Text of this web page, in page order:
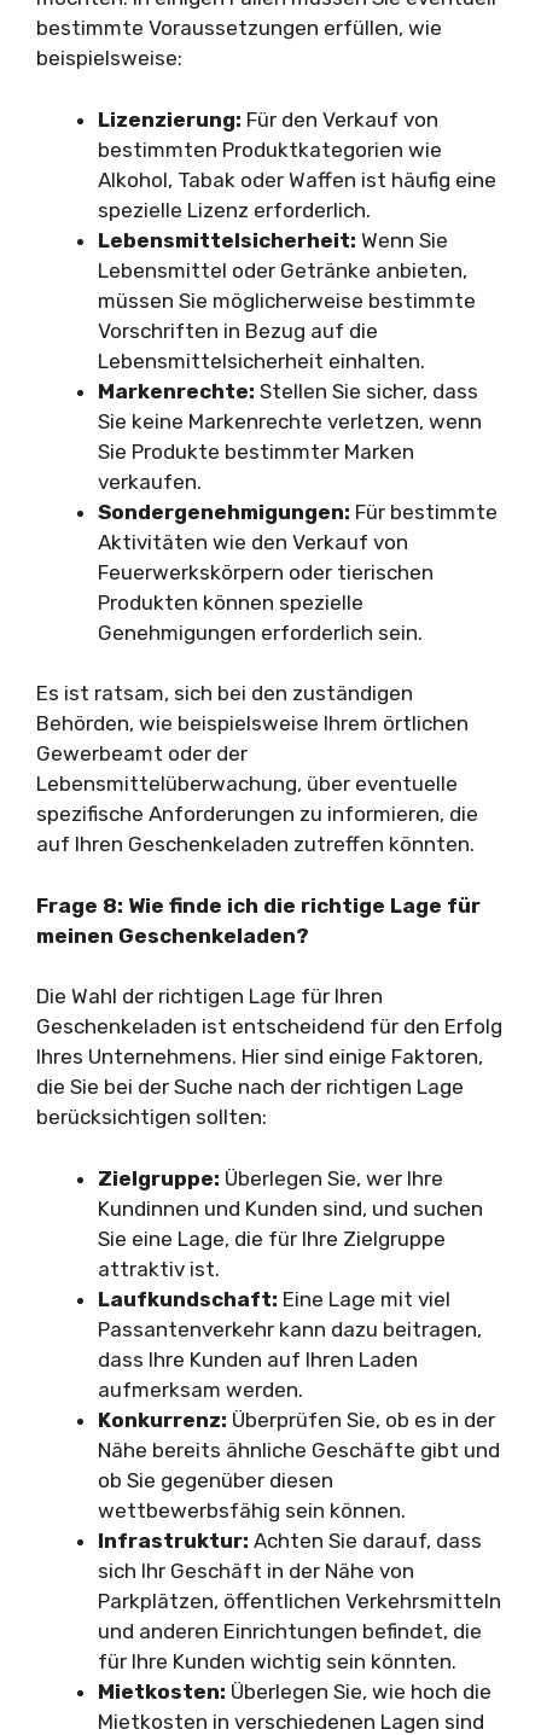
bestimmte Voraussetzungen erfüllen, wie
beispielsweise:
Lizenzierung: Für den Verkauf von
bestimmten Produktkategorien wie
Alkohol, Tabak oder Waffen ist häufig eine
spezielle Lizenz erforderlich.
Lebensmittelsicherheit: Wenn Sie
Lebensmittel oder Getränke anbieten,
müssen Sie möglicherweise bestimmte
Vorschriften in Bezug auf die
Lebensmittelsicherheit einhalten.
Markenrechte: Stellen Sie sicher, dass
Sie keine Markenrechte verletzen, wenn
Sie Produkte bestimmter Marken
verkaufen.
Sondergenehmigungen: Für bestimmte
Aktivitäten wie den Verkauf von
Feuerwerkskörpern oder tierischen
Produkten können spezielle
Genehmigungen erforderlich sein.
Es ist ratsam, sich bei den zuständigen
Behörden, wie beispielsweise Ihrem örtlichen
Gewerbeamt oder der
Lebensmittelüberwachung, über eventuelle
spezifische Anforderungen zu informieren, die
auf Ihren Geschenkeladen zutreffen könnten.
Frage 8: Wie finde ich die richtige Lage für
meinen Geschenkeladen?
Die Wahl der richtigen Lage für Ihren
Geschenkeladen ist entscheidend für den Erfolg
Ihres Unternehmens. Hier sind einige Faktoren,
die Sie bei der Suche nach der richtigen Lage
berücksichtigen sollten:
Zielgruppe: Überlegen Sie, wer Ihre
Kundinnen und Kunden sind, und suchen
Sie eine Lage, die für Ihre Zielgruppe
attraktiv ist.
Laufkundschaft: Eine Lage mit viel
Passantenverkehr kann dazu beitragen,
dass Ihre Kunden auf Ihren Laden
aufmerksam werden.
Konkurrenz: Überprüfen Sie, ob es in der
Nähe bereits ähnliche Geschäfte gibt und
ob Sie gegenüber diesen
wettbewerbsfähig sein können.
Infrastruktur: Achten Sie darauf, dass
sich Ihr Geschäft in der Nähe von
Parkplätzen, öffentlichen Verkehrsmitteln
und anderen Einrichtungen befindet, die
für Ihre Kunden wichtig sein könnten.
Mietkosten: Überlegen Sie, wie hoch die
Mietkosten in verschiedenen Lagen sind